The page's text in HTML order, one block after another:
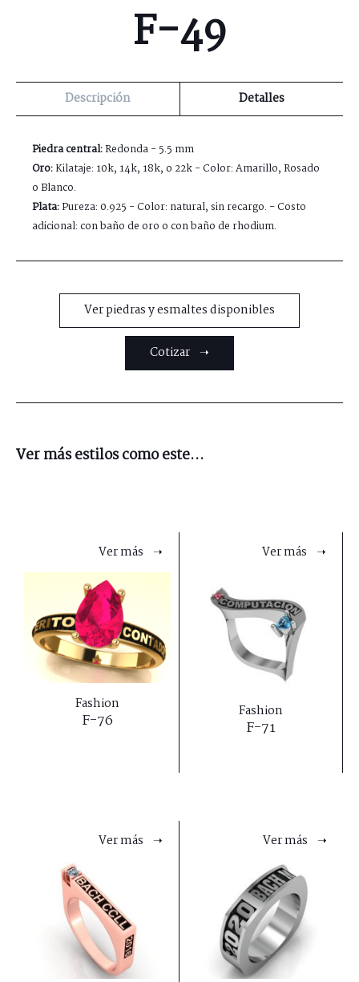
F-49
Descripción Detalles
Piedra central:Redonda - 5.5 mm
Oro:Kilataje: 10k, 14k, 18k, o 22k - Color: Amarillo, Rosado
o Blanco.
Plata:Pureza: 0.925 - Color: natural, sin recargo. - Costo
adicional: con baño de oro o con baño de rhodium.
Ver piedras y esmaltes disponibles
Cotizar ➝
Ver más estilos como este...
Ver más ➝
Fashion
F-76
Ver más ➝
Fashion
F-71
Ver más ➝ Ver más ➝